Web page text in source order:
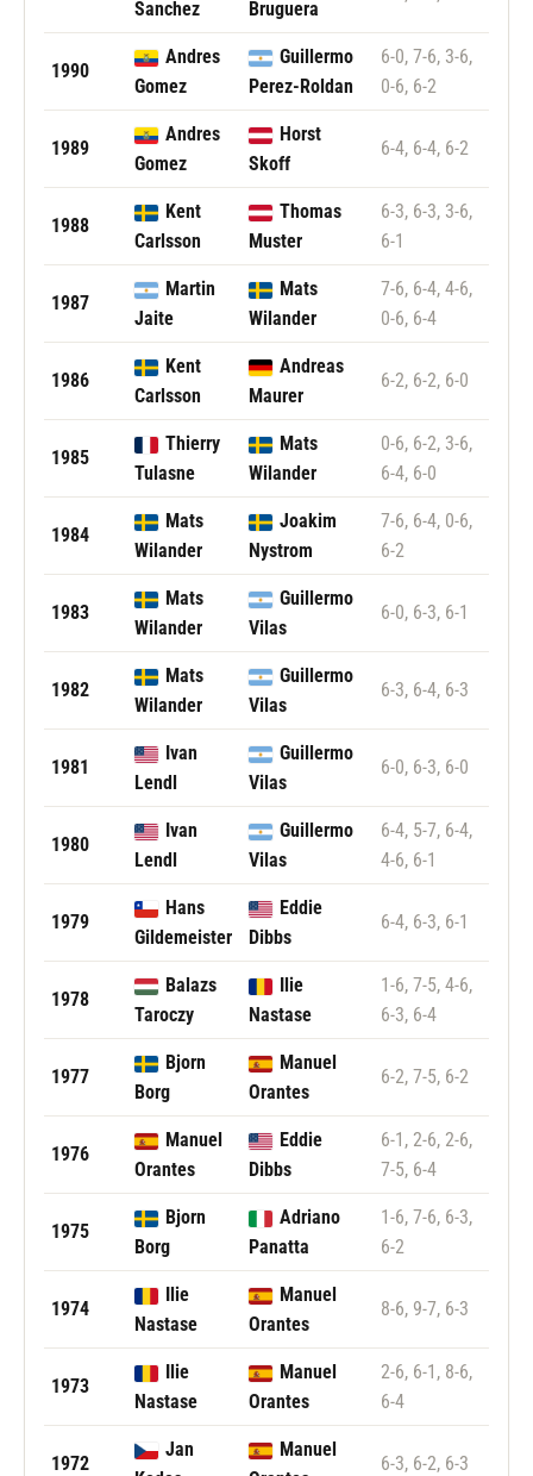
Sanchez Bruguera
1990
Andres
Gomez
Guillermo
Perez-Roldan
6-0, 7-6, 3-6,
0-6, 6-2
1989
Andres
Gomez
Horst
Skoff
6-4, 6-4, 6-2
1988
Kent
Carlsson
Thomas
Muster
6-3, 6-3, 3-6,
6-1
1987
Martin
Jaite
Mats
Wilander
7-6, 6-4, 4-6,
0-6, 6-4
1986
Kent
Carlsson
Andreas
Maurer
6-2, 6-2, 6-0
1985
Thierry
Tulasne
Mats
Wilander
0-6, 6-2, 3-6,
6-4, 6-0
1984
Mats
Wilander
Joakim
Nystrom
7-6, 6-4, 0-6,
6-2
1983
Mats
Wilander
Guillermo
Vilas
6-0, 6-3, 6-1
1982
Mats
Wilander
Guillermo
Vilas
6-3, 6-4, 6-3
1981
Ivan
Lendl
Guillermo
Vilas
6-0, 6-3, 6-0
1980
Ivan
Lendl
Guillermo
Vilas
6-4, 5-7, 6-4,
4-6, 6-1
1979
Hans
Gildemeister
Eddie
Dibbs
6-4, 6-3, 6-1
1978
Balazs
Taroczy
Ilie
Nastase
1-6, 7-5, 4-6,
6-3, 6-4
1977
Bjorn
Borg
Manuel
Orantes
6-2, 7-5, 6-2
1976
Manuel
Orantes
Eddie
Dibbs
6-1, 2-6, 2-6,
7-5, 6-4
1975
Bjorn
Borg
Adriano
Panatta
1-6, 7-6, 6-3,
6-2
1974
Ilie
Nastase
Manuel
Orantes
8-6, 9-7, 6-3
1973
Ilie
Nastase
Manuel
Orantes
2-6, 6-1, 8-6,
6-4
1972
Jan
Manuel
6-3, 6-2, 6-3